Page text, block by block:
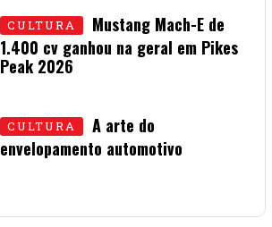
CULTURA
Mustang Mach-E de
1.400 cv ganhou na geral em Pikes
Peak 2026
CULTURA
A arte do
envelopamento automotivo